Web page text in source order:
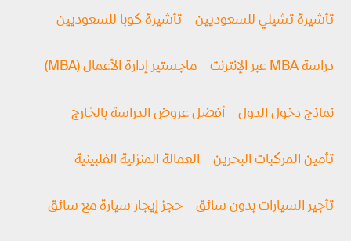
تأشيرة تشيلي للسعوديين تأشيرة كوبا للسعوديين
دراسة MBA عبر الإنترنت ماجستير إدارة الأعمال (MBA)
نماذج دخول الدول أفضل عروض الدراسة بالخارج
تأمين المركبات البحرين العمالة المنزلية الفلبينية
تأجير السيارات بدون سائق حجز إيجار سيارة مع سائق